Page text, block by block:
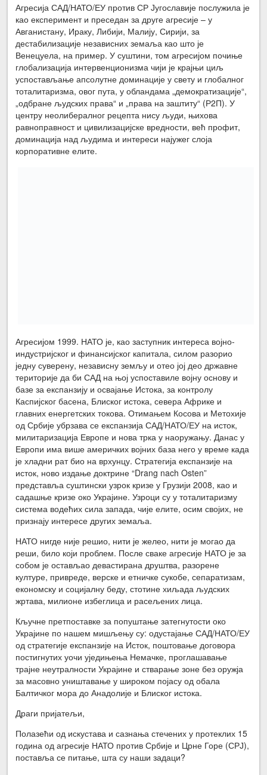
Агресија САД/НАТО/ЕУ против СР Југославије послужила је
као експеримент и преседан за друге агресије – у
Авганистану, Ираку, Либији, Малију, Сирији, за
дестабилизације независних земаља као што је
Венецуела, на пример. У суштини, том агресијом почиње
глобализација интервенционизма чији је крајњи циљ
успостављање апсолутне доминације у свету и глобалног
тоталитаризма, овог пута, у обландама „демократизације“,
„одбране људских права“ и „права на заштиту“ (Р2П). У
центру неолибералног рецепта нису људи, њихова
равноправност и цивилизацијске вредности, већ профит,
доминација над људима и интереси најужег слоја
корпоративне елите.
Агресијом 1999. НАТО је, као заступник интереса војно-
индустријског и финансијског капитала, силом разорио
једну суверену, независну земљу и отео јој део државне
територије да би САД на њој успоставиле војну основу и
базе за експанзију и освајање Истока, за контролу
Каспијског басена, Блиског истока, севера Африке и
главних енергетских токова. Отимањем Косова и Метохије
од Србије убрзава се експанзија САД/НАТО/ЕУ на исток,
милитаризација Европе и нова трка у наоружању. Данас у
Европи има више америчких војних база него у време када
је хладни рат био на врхунцу. Стратегија експанзије на
исток, ново издање доктрине “Drang nach Osten”
представља суштински узрок кризе у Грузији 2008, као и
садашње кризе око Украјине. Узроци су у тоталитаризму
система водећих сила запада, чије елите, осим својих, не
признају интересе других земаља.
НАТО нигде није решио, нити је желео, нити је могао да
реши, било који проблем. После сваке агресије НАТО је за
собом је остављао девастирана друштва, разорене
културе, привреде, верске и етничке сукобе, сепаратизам,
економску и социјалну беду, стотине хиљада људских
жртава, милионе избеглица и расељених лица.
Кључне претпоставке за попуштање затегнутости око
Украјине по нашем мишљењу су: одустајање САД/НАТО/ЕУ
од стратегије експанзије на Исток, поштовање договора
постигнутих уочи уједињења Немачке, проглашавање
трајне неутралности Украјине и стварање зоне без оружја
за масовно уништавање у широком појасу од обала
Балтичког мора до Анадолије и Блиског истока.
Драги пријатељи,
Полазећи од искустава и сазнања стечених у протеклих 15
година од агресије НАТО против Србије и Црне Горе (СРЈ),
поставља се питање, шта су наши задаци?